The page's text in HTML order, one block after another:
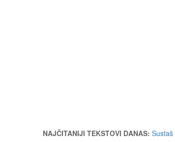
NAJČITANIJI TEKSTOVI DANAS: Sustaš